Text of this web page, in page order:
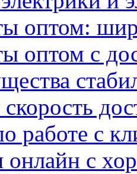
оптом:
оптом с
работе с
с